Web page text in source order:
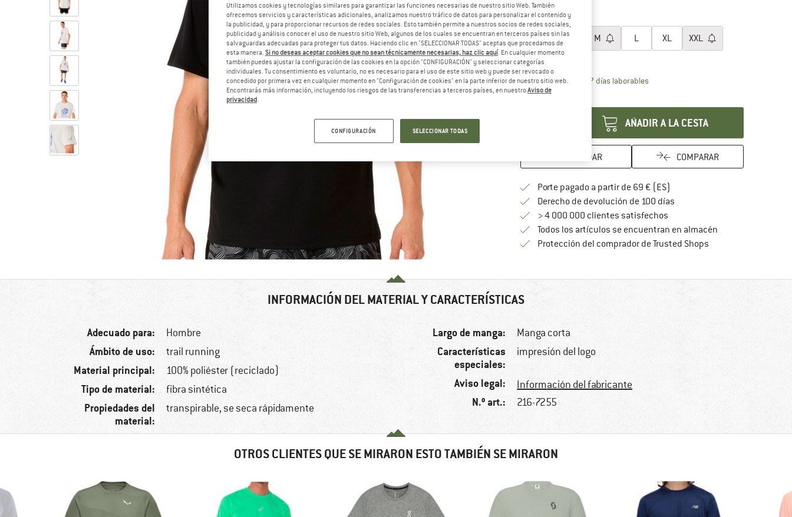
Elegir talla:
XS S M L XL XXL
Guía de tallas
Plazo de entrega: 5-7 días laborablesEl enlace se abre en una ventana de
Cantidad:
AÑADIR A LA CESTA
GUARDAR COMPARAR
Porte pagado a partir de 69 € (ES)
Derecho de devolución de 100 díasvaya a la política de
> 4 000 000 clientes satisfechos
Todos los artículos se encuentran en almacén
Protección del comprador de Trusted Shops¡toda la información
INFORMACIÓN DEL MATERIAL Y CARACTERÍSTICAS
Adecuado para: Hombre
Ámbito de uso: trail running
Material principal: 100% poliéster (reciclado)
Tipo de material: fibra sintética
Propiedades del
material:
transpirable, se seca rápidamente
Largo de manga: Manga corta
Características
especiales:
impresión del logo
Aviso legal: Información del fabricante
N.º art.: 216-7255
OTROS CLIENTES QUE SE MIRARON ESTO TAMBIÉN SE MIRARON
Utilizamos cookies y tecnologías similares para garantizar las funciones necesarias de nuestro sitio Web. También
ofrecemos servicios y características adicionales, analizamos nuestro tráfico de datos para personalizar el contenido y
la publicidad, y para proporcionar recursos de redes sociales. Esto también permite a nuestros socios de redes sociales,
publicidad y análisis conocer el uso de nuestro sitio Web, algunos de los cuales se encuentran en terceros países sin las
salvaguardas adecuadas para proteger tus datos. Haciendo clic en "SELECCIONAR TODAS" aceptas que procedamos de
esta manera. Si no deseas aceptar cookies que no sean técnicamente necesarias, haz clic aquí. En cualquier momento
también puedes ajustar la configuración de las cookies en la opción "CONFIGURACIÓN" y seleccionar categorías
individuales. Tu consentimiento es voluntario, no es necesario para el uso de este sitio web y puede ser revocado o
concedido por primera vez en cualquier momento en "Configuración de cookies" en la parte inferior de nuestro sitio web.
Encontrarás más información, incluyendo los riesgos de las transferencias a terceros países, en nuestroAviso de
privacidad.
CONFIGURACIÓN SELECCIONAR TODAS